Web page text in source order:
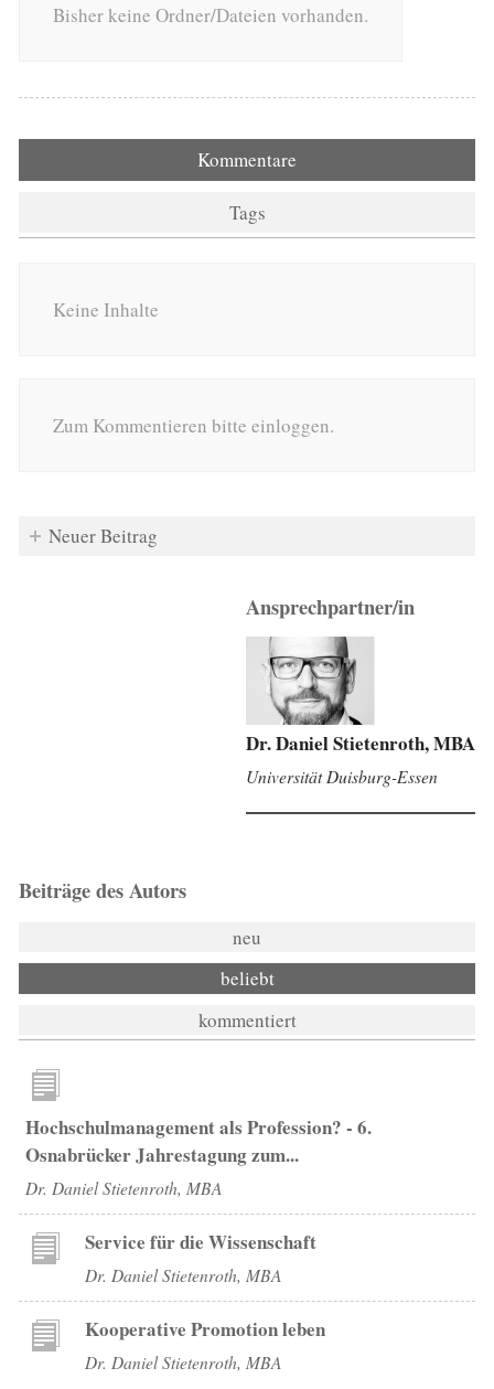
Bisher keine Ordner/Dateien vorhanden.
Kommentare
Tags
Keine Inhalte
Zum Kommentieren bitte einloggen.
Neuer Beitrag
Ansprechpartner/in
Dr. Daniel Stietenroth, MBA
Universität Duisburg-Essen
Beiträge des Autors
neu
beliebt
kommentiert
Hochschulmanagement als Profession? - 6.
Osnabrücker Jahrestagung zum...
Dr. Daniel Stietenroth, MBA
Service für die Wissenschaft
Dr. Daniel Stietenroth, MBA
Kooperative Promotion leben
Dr. Daniel Stietenroth, MBA